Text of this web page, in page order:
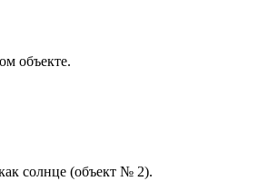
объекте.
солнце (объект № 2).